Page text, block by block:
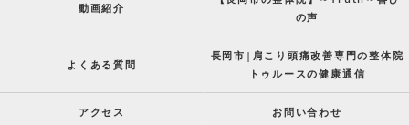
動画紹介
の声
よくある質問
長岡市|肩こり頭痛改善専門の整体院
トゥルースの健康通信
アクセス お問い合わせ